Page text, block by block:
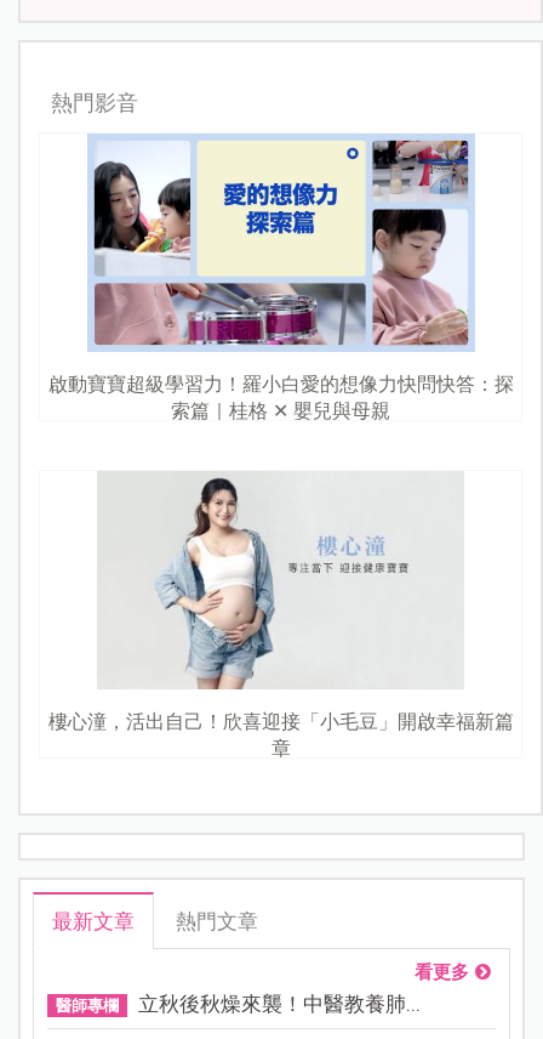
熱門影音
啟動寶寶超級學習力！羅小白愛的想像力快問快答：探
索篇｜桂格 ✕ 嬰兒與母親
樓心潼，活出自己！欣喜迎接「小毛豆」開啟幸福新篇
章
最新文章 熱門文章
看更多
醫師專欄 立秋後秋燥來襲！中醫教養肺...